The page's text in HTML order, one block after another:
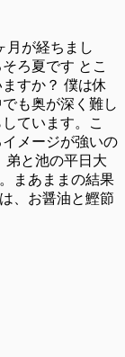
月が経ちまし
ろ夏です とこ
すか？ 僕は休
も奥が深く難し
ています。こ
メージが強いの
弟と池の平日大
まあままの結果
、お醤油と鰹節